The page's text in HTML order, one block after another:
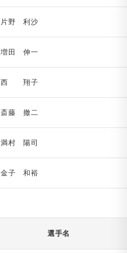
片野 利沙
増田 伸一
西 翔子
斎藤 撤二
満村 陽司
金子 和裕
選手名